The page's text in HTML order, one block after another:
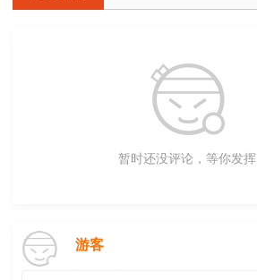
暂时还没评论，等你发挥
游客